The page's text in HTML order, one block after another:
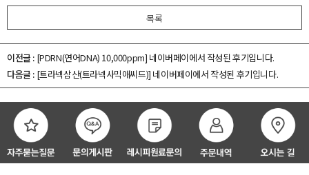
목록
이전글 : [PDRN(연어DNA) 10,000ppm] 네이버페이에서 작성된 후기입니다.
다음글 : [트라넥삼산(트라넥사믹애씨드)] 네이버페이에서 작성된 후기입니다.